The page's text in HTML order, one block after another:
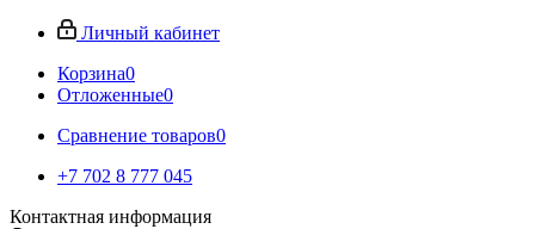
Личный кабинет
Корзина0
Отложенные0
Сравнение товаров0
+7 702 8 777 045
Контактная информация